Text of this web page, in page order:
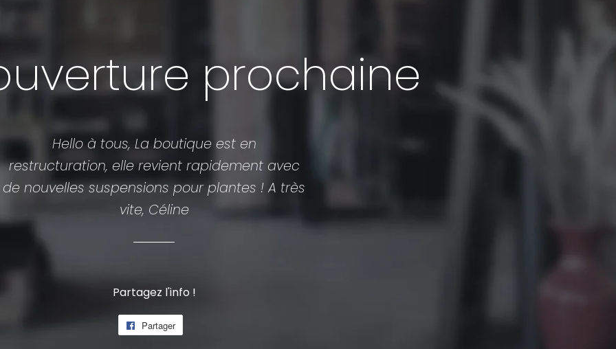
prochaine
Hello à tous, La boutique est en
restructuration, elle revient rapidement avec
de nouvelles suspensions pour plantes ! A très
vite, Céline
Partagez l'info !
Partager